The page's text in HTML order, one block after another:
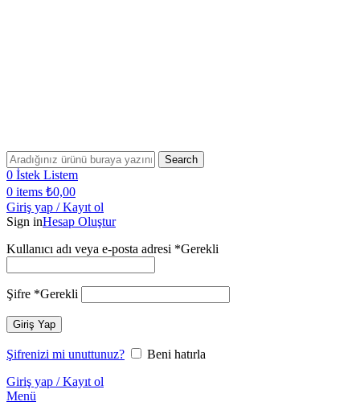
Search
0 İstek Listem
0 items ₺0,00
Giriş yap / Kayıt ol
Sign inHesap Oluştur
Kullanıcı adı veya e-posta adresi *Gerekli
Şifre *Gerekli
Giriş Yap
Şifrenizi mi unuttunuz?
Beni hatırla
Giriş yap / Kayıt ol
Menü